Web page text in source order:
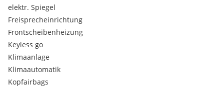
elektr. Spiegel
Freisprecheinrichtung
Frontscheibenheizung
Keyless go
Klimaanlage
Klimaautomatik
Kopfairbags